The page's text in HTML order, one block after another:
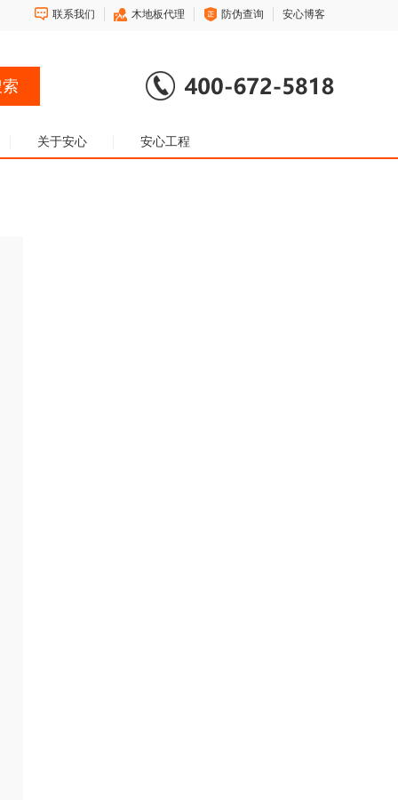
联系我们 木地板代理 防伪查询 安心博客
关于安心 安心工程